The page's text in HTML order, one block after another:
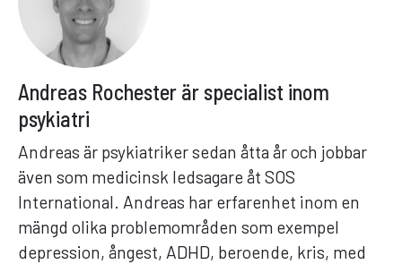
Andreas Rochester är specialist inom
psykiatri
Andreas är psykiatriker sedan åtta år och jobbar
även som medicinsk ledsagare åt SOS
International. Andreas har erfarenhet inom en
mängd olika problemområden som exempel
depression, ångest, ADHD, beroende, kris, med